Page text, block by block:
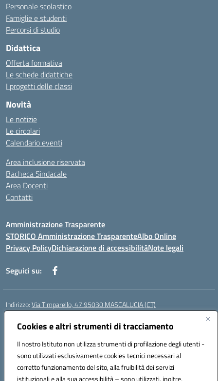
Cookies e altri strumenti di tracciamento
Il nostro Istituto non utilizza strumenti di profilazione degli utenti -
sono utilizzati esclusivamente cookies tecnici necessari al
corretto funzionamento del sito, alla fruibilità dei servizi
istituzionali e alla sua accessibilità – sono utilizzati, inoltre,
Personale scolastico
Famiglie e studenti
Percorsi di studio
Didattica
Offerta formativa
Le schede didattiche
I progetti delle classi
Novità
Le notizie
Le circolari
Calendario eventi
Area inclusione riservata
Bacheca Sindacale
Area Docenti
Contatti
Amministrazione Trasparente
STORICO Amministrazione TrasparenteAlbo Online
Privacy PolicyDichiarazione di accessibilitàNote legali
Seguici su:
Indirizzo:Via Timparello, 47 95030 MASCALUCIA (CT)
Centralino:
Posta elettronica certificata (PEC):ctic8bc002@pec.istruzione.it
Codice fiscale: 93238350875
Codice meccanografico:ctic8bc002
Codice Indice delle Pubbliche Amministrazioni (IPA): istsc_ctic8bc002
Codice unico di fatturazione (CUF): 2PO2JW